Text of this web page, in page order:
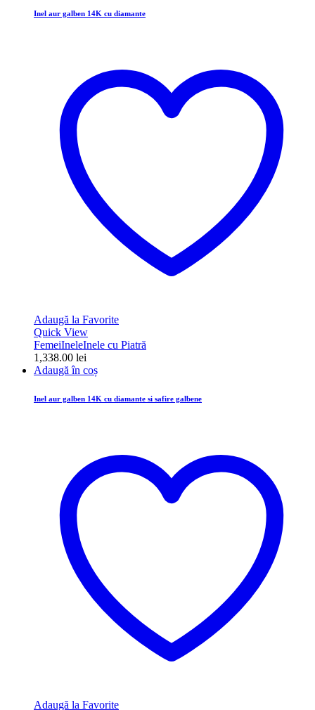
Inel aur galben 14K cu diamante
Adaugă la Favorite
Quick View
FemeiIneleInele cu Piatră
1,338.00 lei
Adaugă în coș
Inel aur galben 14K cu diamante si safire galbene
Adaugă la Favorite